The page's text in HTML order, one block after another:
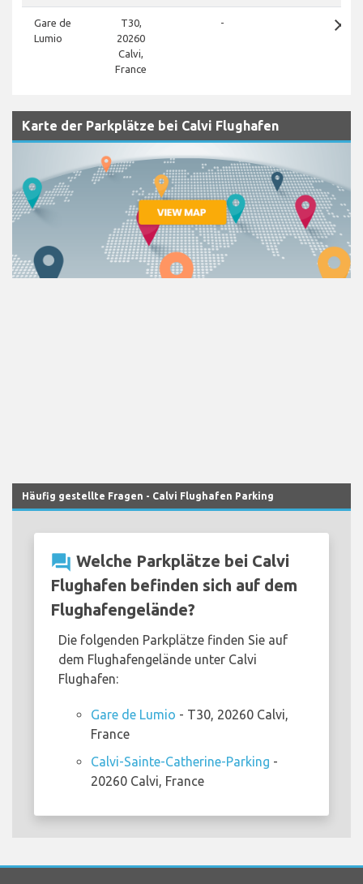
Gare de
Lumio
T30,
20260
Calvi,
France
- close
Karte der Parkplätze bei Calvi Flughafen
Häufig gestellte Fragen - Calvi Flughafen Parking
question_answer Welche Parkplätze bei Calvi
Flughafen befinden sich auf dem
Flughafengelände?
Die folgenden Parkplätze finden Sie auf
dem Flughafengelände unter Calvi
Flughafen:
Gare de Lumio - T30, 20260 Calvi,
France
Calvi-Sainte-Catherine-Parking -
20260 Calvi, France